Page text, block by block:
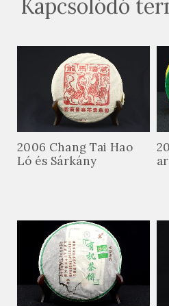
Kapcsolódó
2006 Chang Tai Hao
Ló és Sárkány